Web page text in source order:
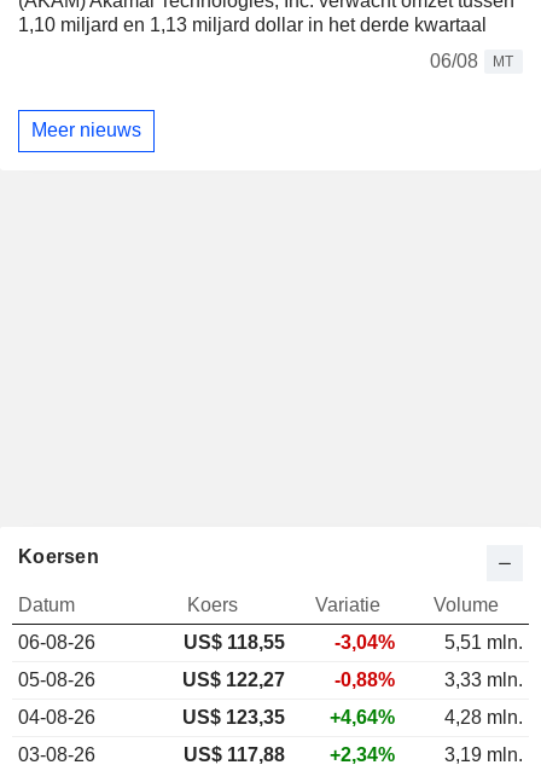
1,10 miljard en 1,13 miljard dollar in het derde kwartaal
06/08
MT
Meer nieuws
Koersen
Datum Koers Variatie
Volume
06-08-26
US$ 118,55 -3,04%
5,51 mln.
05-08-26
US$ 122,27 -0,88%
3,33 mln.
04-08-26
US$ 123,35 +4,64%
4,28 mln.
03-08-26
US$ 117,88 +2,34%
3,19 mln.